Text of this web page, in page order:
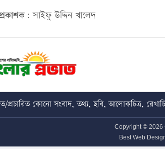
সাইফু উদ্দিন খালেদ
প্রচারিত কোনো সংবাদ, তথ্য, ছবি, আলোকচিত্র,
Copyright © 2026
Best Web